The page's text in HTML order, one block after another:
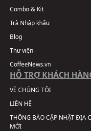
Combo & Kit
Trà Nhập khẩu
Blog
Thư viện
CoffeeNews.vn
HỖ TRỢ KHÁCH
VỀ CHÚNG TÔI
LIÊN HỆ
THÔNG BÁO CẬP NHẬT ĐỊA
MỚI